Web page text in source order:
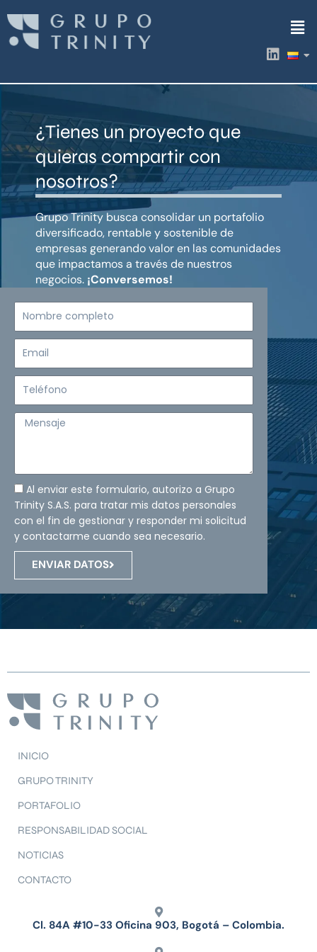
contenido
L
i
k
i
¿Tienes un proyecto que
quieras compartir con
nosotros?
Grupo Trinity busca consolidar un portafolio
diversificado, rentable y sostenible de
empresas generando valor en las comunidades
que impactamos a través de nuestros
negocios. ¡Conversemos!
Mensaje
Al enviar este formulario, autorizo a Grupo
Trinity S.A.S. para tratar mis datos personales
con el fin de gestionar y responder mi solicitud
y contactarme cuando sea necesario.
ENVIAR DATOS
INICIO
GRUPO TRINITY
PORTAFOLIO
RESPONSABILIDAD SOCIAL
NOTICIAS
CONTACTO
Cl. 84A #10-33 Oficina 903, Bogotá – Colombia.